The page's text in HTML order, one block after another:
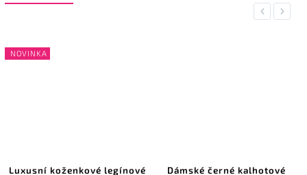
Previous
NOVINKA
Luxusní koženkové legínové
Dámské černé kalhotové
Next